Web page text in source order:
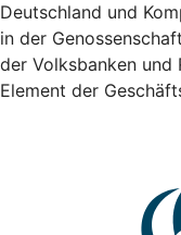
Deutschland und
in der
der Volksbanken und
Element der